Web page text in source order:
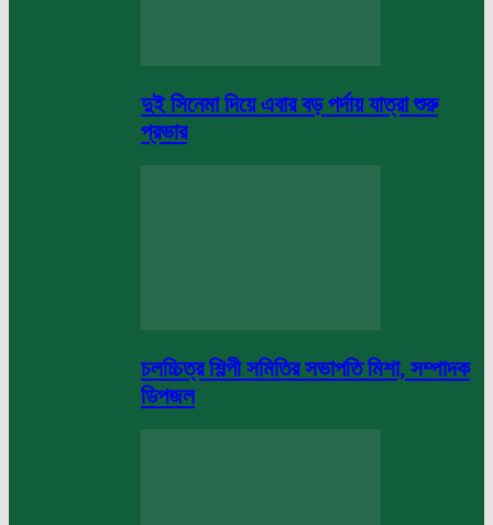
দুই সিনেমা দিয়ে এবার বড় পর্দায় যাত্রা শুরু
প্রভার
চলচ্চিত্র শিল্পী সমিতির সভাপতি মিশা, সম্পাদক
ডিপজল